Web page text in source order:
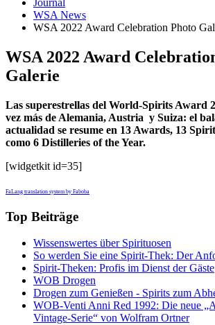
Journal
WSA News
WSA 2022 Award Celebration Photo
WSA 2022 Award
Galerie
Las superestrellas del World-Spirits Award
vez más de Alemania, Austria y Suiza: el
actualidad se resume en 13 Awards, 13
como 6 Distilleries of the Year.
[widgetkit id=35]
FaLang translation system by Faboba
Top Beiträge
Wissenswertes über Spirituosen
So werden Sie eine Spirit-Thek: Der
Spirit-Theken: Profis im Dienst der Gäste
WOB Drogen
Drogen zum Genießen - Spirits zum
WOB-Venti Anni Red 1992: Die neue
Vintage-Serie“ von Wolfram Ortner